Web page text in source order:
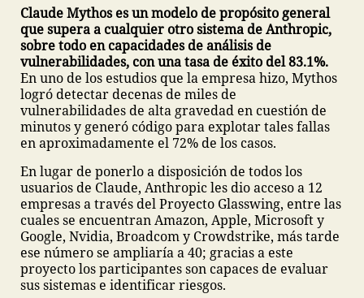
Claude Mythos es un modelo de propósito general
que supera a cualquier otro sistema de Anthropic,
sobre todo en capacidades de análisis de
vulnerabilidades, con una tasa de éxito del 83.1%.
En uno de los estudios que la empresa hizo, Mythos
logró detectar decenas de miles de
vulnerabilidades de alta gravedad en cuestión de
minutos y generó código para explotar tales fallas
en aproximadamente el 72% de los casos.
En lugar de ponerlo a disposición de todos los
usuarios de Claude, Anthropic les dio acceso a 12
empresas a través del Proyecto Glasswing, entre las
cuales se encuentran Amazon, Apple, Microsoft y
Google, Nvidia, Broadcom y Crowdstrike, más tarde
ese número se ampliaría a 40; gracias a este
proyecto los participantes son capaces de evaluar
sus sistemas e identificar riesgos.